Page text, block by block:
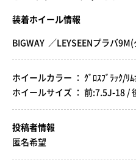
装着ホイール情報
BIGWAY ／LEYSEENプラバ
ホイールカラー ： ｸﾞﾛｽﾌﾞﾗｯｸ/ﾘﾑ
ホイールサイズ ： 前:7.5J-18 /
投稿者情報
匿名希望